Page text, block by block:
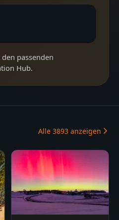
passenden
Hub.
Alle 3893 anzeigen